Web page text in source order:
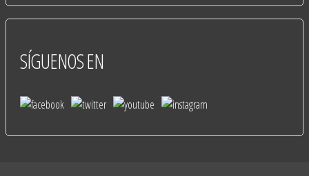
SÍGUENOSEN